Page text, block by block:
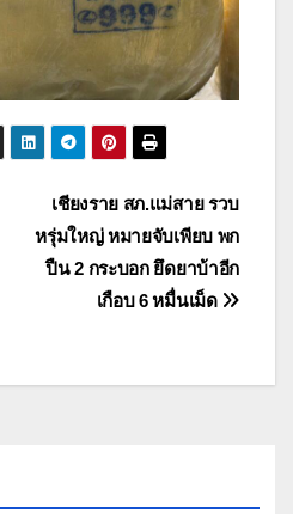
เชียงราย สภ.แม่สาย รวบ
หรุ่มใหญ่ หมายจับเพียบ พก
ปืน 2 กระบอก ยึดยาบ้าอีก
เกือบ 6 หมื่นเม็ด